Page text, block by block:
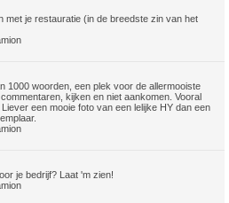
met je restauratie (in de breedste zin van het
1000 woorden, een plek voor de allermooiste
kijken en niet aankomen. Vooral
een mooie foto van een lelijke HY dan een
je bedrijf? Laat 'm zien!